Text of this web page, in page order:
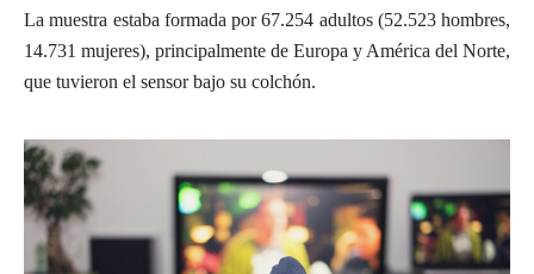
La muestra estaba formada por 67.254 adultos (52.523 hombres,
14.731 mujeres), principalmente de Europa y América del Norte,
que tuvieron el sensor bajo su colchón.